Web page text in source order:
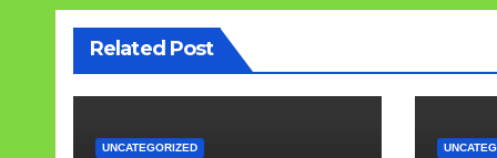
Related Post
UNCATEGORIZED